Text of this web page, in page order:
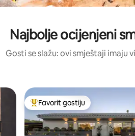
Najbolje ocijenjeni
Gosti se slažu: ovi smještaji
Glavni favorit gostiju
Favorit gostiju